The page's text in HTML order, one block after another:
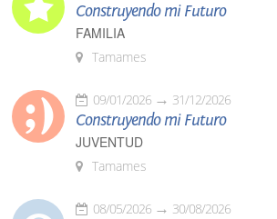
Construyendo mi Futuro
FAMILIA
Tamames
09/01/2026 31/12/2026
Construyendo mi Futuro
JUVENTUD
Tamames
08/05/2026 30/08/2026